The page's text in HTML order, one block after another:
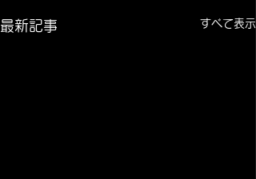
最新記事 すべて表示